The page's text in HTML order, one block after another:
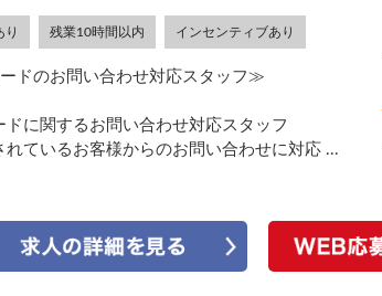
り 残業10時間以内 インセンティブあり
ドのお問い合わせ対応スタッフ≫
に関するお問い合わせ対応スタッフ
ているお客様からのお問い合わせに対応 ...